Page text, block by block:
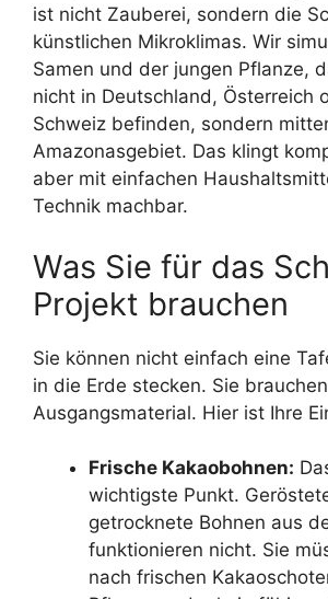
ist nicht Zauberei, sondern die
künstlichen Mikroklimas. Wir
Samen und der jungen Pflanze,
nicht in Deutschland, Österreich
Schweiz befinden, sondern
Amazonasgebiet. Das klingt
aber mit einfachen
Technik machbar.
Was Sie für das
Projekt brauchen
Sie können nicht einfach eine
in die Erde stecken. Sie
Ausgangsmaterial. Hier ist Ihre
Frische Kakaobohnen:
wichtigste Punkt.
getrocknete Bohnen aus
funktionieren nicht. Sie
nach frischen